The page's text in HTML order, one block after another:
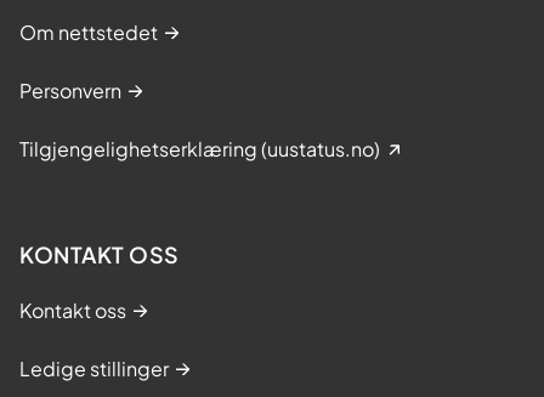
Om nettstedet
Personvern
Tilgjengelighetserklæring (uustatus.no)
KONTAKT OSS
Kontakt oss
Ledige stillinger